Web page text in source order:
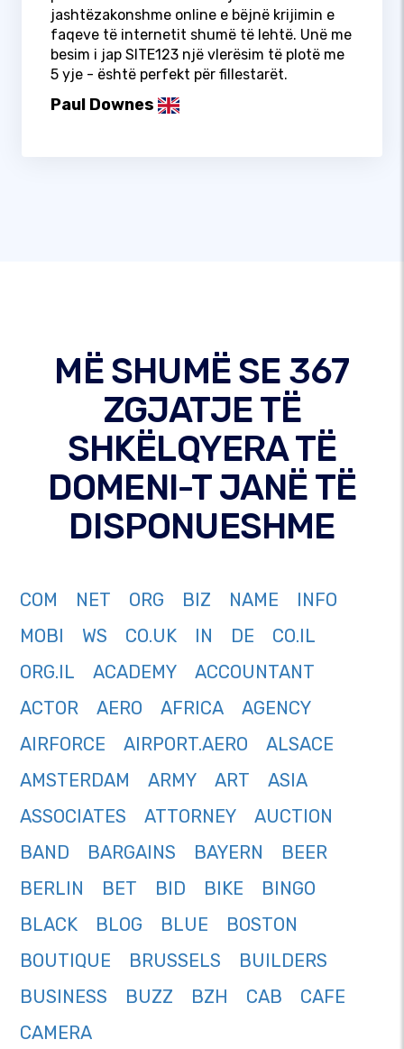
jashtëzakonshme online e bëjnë krijimin e
faqeve të internetit shumë të lehtë. Unë me
besim i jap SITE123 një vlerësim të plotë me
5 yje - është perfekt për fillestarët.
Paul Downes
MË SHUMË SE 367
ZGJATJE TË
SHKËLQYERA TË
DOMENI-T JANË TË
DISPONUESHME
COM NET ORG BIZ NAME
INFO
MOBI
WS CO.UK IN DE
CO.IL
ORG.IL
ACADEMY
ACCOUNTANT
ACTOR
AERO AFRICA
AGENCY
AIRFORCE
AIRPORT.AERO
ALSACE
AMSTERDAM
ARMY ART
ASIA
ASSOCIATES
ATTORNEY
AUCTION
BAND
BARGAINS BAYERN
BEER
BERLIN
BET BID BIKE
BINGO
BLACK
BLOG BLUE
BOSTON
BOUTIQUE
BRUSSELS
BUILDERS
BUSINESS
BUZZ BZH CAB
CAFE
CAMERA